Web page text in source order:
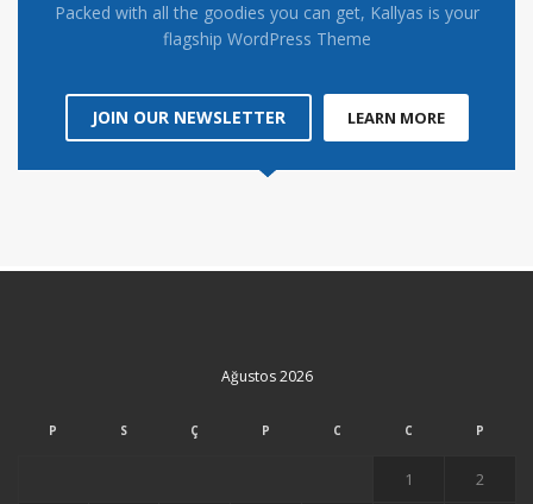
Packed with all the goodies you can get, Kallyas is your
flagship WordPress Theme
JOIN OUR NEWSLETTER LEARN MORE
Ağustos 2026
P S Ç P C C P
1 2